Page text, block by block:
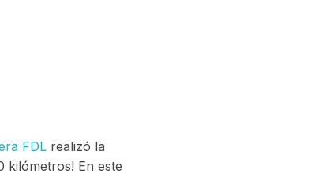
FDL realizó la
kilómetros! En este